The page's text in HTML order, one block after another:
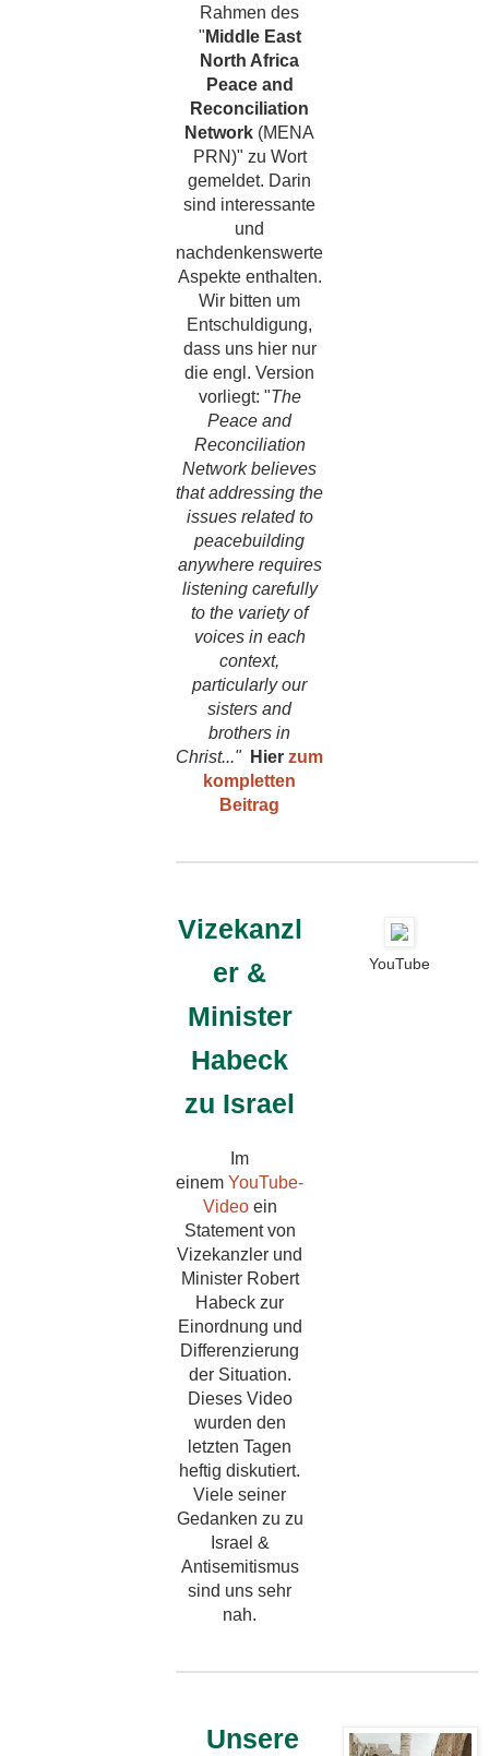
Rahmen des
" Middle East
North Africa
Peace and
Reconciliation
Network (MENA
PRN)" zu Wort
gemeldet. Darin
sind interessante
und
nachdenkenswerte
Aspekte enthalten.
Wir bitten um
Entschuldigung,
dass uns hier nur
die engl. Version
vorliegt: "The
Peace and
Reconciliation
Network believes
that addressing the
issues related to
peacebuilding
anywhere requires
listening carefully
to the variety of
voices in each
context,
particularly our
sisters and
brothers in
Christ..."
Hier zum
kompletten
Beitrag
Vizekanzl
er &
Minister
Habeck
zu Israel
Im
einem YouTube-
Videoein
Statement von
Vizekanzler und
Minister Robert
Habeck zur
Einordnung und
Differenzierung
der Situation.
Dieses Video
wurden den
letzten Tagen
heftig diskutiert.
Viele seiner
Gedanken zu zu
Israel &
Antisemitismus
sind uns sehr
nah.
YouTube
Unsere